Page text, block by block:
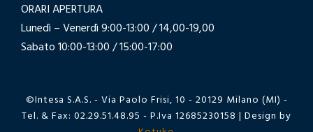
ORARI APERTURA
Lunedì – Venerdì 9:00-13:00 / 14,00-19,00
Sabato 10:00-13:00 / 15:00-17:00
©Intesa S.A.S. - Via Paolo Frisi, 10 - 20129 Milano (MI) -
Tel. & Fax: 02.29.51.48.95 - P.Iva 12685230158 | Design by